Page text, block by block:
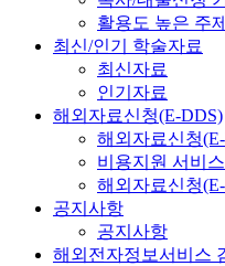
활용도 높은 주제
최신/인기 학술자료
최신자료
인기자료
해외자료신청(E-DDS)
해외자료신청
비용지원 서비
해외자료신청
공지사항
공지사항
해외전자정보서비스